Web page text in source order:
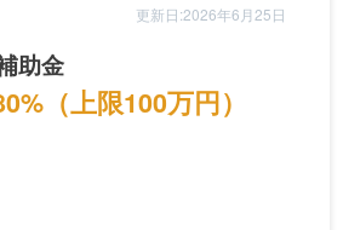
更新日:2026年6月25日
助金
（上限100万円）